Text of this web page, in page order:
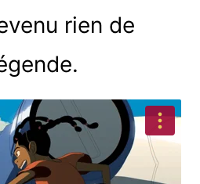
rien de